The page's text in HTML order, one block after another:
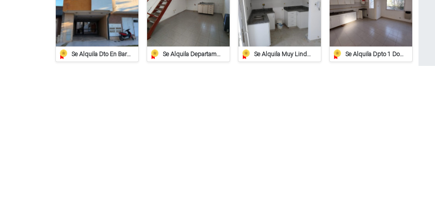
Se Alquila Dto En Barrio Pizzurno Con Cochera Se Alquila Departamento En Zona Centrica Se Alquila Muy Lindo Dpto En Planta Alta Se Alquila Dpto 1 Dorm. En Barrio Pizzurno